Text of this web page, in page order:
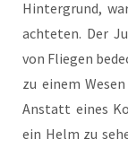
Hin­ter­grund,
ach­te­ten. Der
von Flie­gen
zu einem
Anstatt eines
ein Helm zu